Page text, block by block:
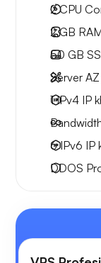
2CPU
2 GB
50 GB
Server
1 IPv4 IP
6 IPv6 IP
DDOS